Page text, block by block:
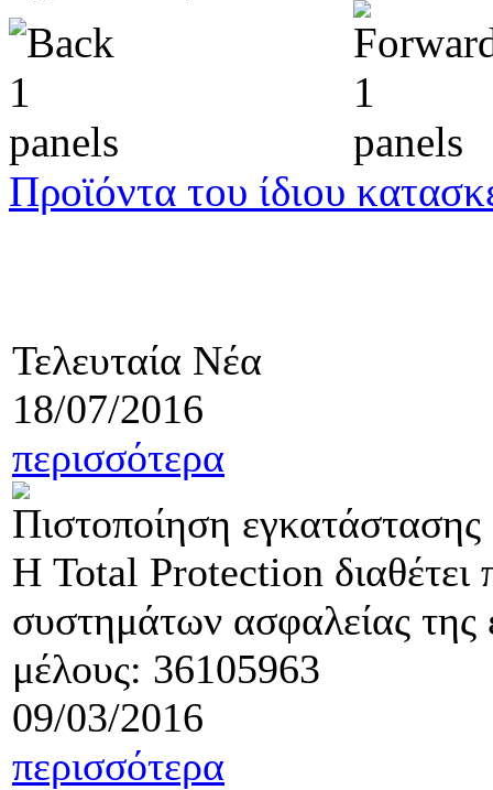
Προϊόντα του ίδιου
Τελευταία Νέα
18/07/2016
περισσότερα
Πιστοποίηση
Η Total Protection διαθέτει
συστημάτων ασφαλείας της
μέλους: 36105963
09/03/2016
περισσότερα